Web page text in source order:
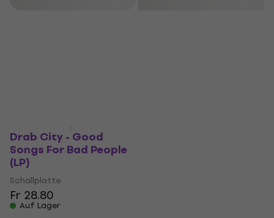
Drab City - Good
Songs For Bad People
(LP)
Schallplatte
Fr 28.80
Auf Lager